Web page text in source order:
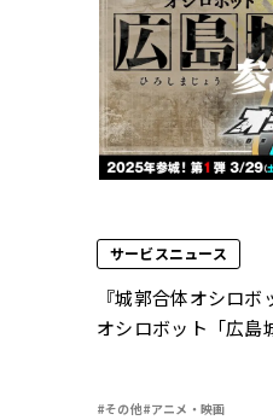
サービスニュース
『城郭合体オシロ
オシロボット「広島
#その他#アニメ・映画